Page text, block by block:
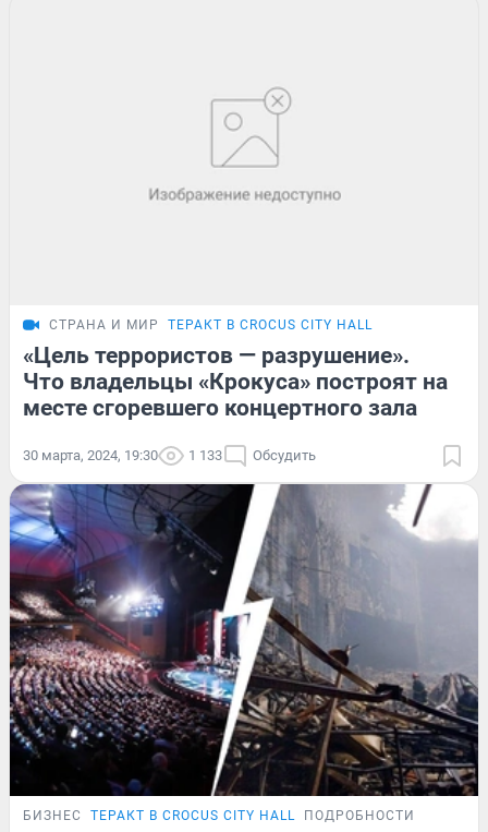
СТРАНА И МИР ТЕРАКТ В CROCUS CITY HALL
«Цель террористов — разрушение».
Что владельцы «Крокуса» построят на
месте сгоревшего концертного зала
30 марта, 2024, 19:30 1 133 Обсудить
БИЗНЕС ТЕРАКТ В CROCUS CITY HALL ПОДРОБНОСТИ